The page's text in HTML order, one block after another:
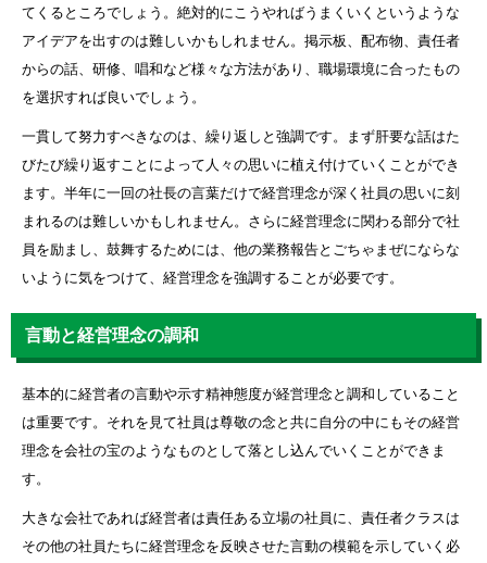
てくるところでしょう。絶対的にこうやればうまくいくというような
アイデアを出すのは難しいかもしれません。掲示板、配布物、責任者
からの話、研修、唱和など様々な方法があり、職場環境に合ったもの
を選択すれば良いでしょう。
一貫して努力すべきなのは、繰り返しと強調です。まず肝要な話はた
びたび繰り返すことによって人々の思いに植え付けていくことができ
ます。半年に一回の社長の言葉だけで経営理念が深く社員の思いに刻
まれるのは難しいかもしれません。さらに経営理念に関わる部分で社
員を励まし、鼓舞するためには、他の業務報告とごちゃまぜにならな
いように気をつけて、経営理念を強調することが必要です。
言動と経営理念の調和
基本的に経営者の言動や示す精神態度が経営理念と調和していること
は重要です。それを見て社員は尊敬の念と共に自分の中にもその経営
理念を会社の宝のようなものとして落とし込んでいくことができま
す。
大きな会社であれば経営者は責任ある立場の社員に、責任者クラスは
その他の社員たちに経営理念を反映させた言動の模範を示していく必